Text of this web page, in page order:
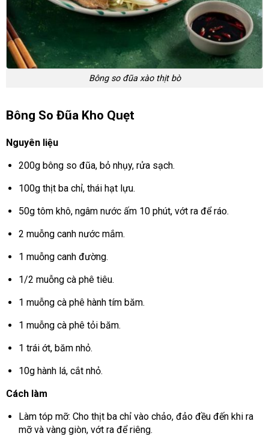
Bông so đũa xào thịt bò
Bông So Đũa Kho Quẹt
Nguyên liệu
200g bông so đũa, bỏ nhụy, rửa sạch.
100g thịt ba chỉ, thái hạt lựu.
50g tôm khô, ngâm nước ấm 10 phút, vớt ra để ráo.
2 muỗng canh nước mắm.
1 muỗng canh đường.
1/2 muỗng cà phê tiêu.
1 muỗng cà phê hành tím băm.
1 muỗng cà phê tỏi băm.
1 trái ớt, băm nhỏ.
10g hành lá, cắt nhỏ.
Cách làm
Làm tóp mỡ: Cho thịt ba chỉ vào chảo, đảo đều đến khi ra
mỡ và vàng giòn, vớt ra để riêng.